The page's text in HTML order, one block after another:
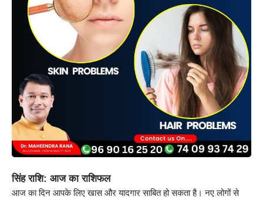
सिंह राशि: आज का राशिफल
आज का दिन आपके लिए खास और यादगार साबित हो सकता है। नए लोगों से